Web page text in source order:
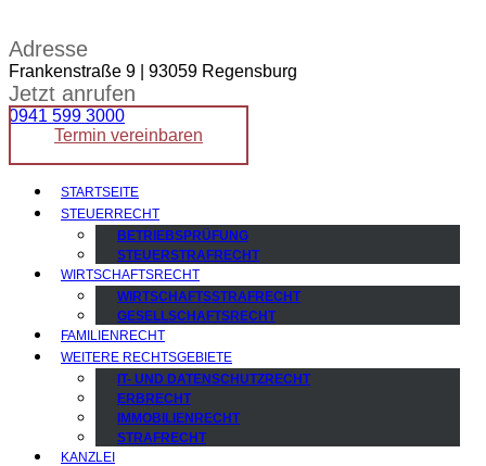
Adresse
Frankenstraße 9 | 93059 Regensburg
Jetzt anrufen
0941 599 3000
Termin vereinbaren
STARTSEITE
STEUERRECHT
BETRIEBSPRÜFUNG
STEUERSTRAFRECHT
WIRTSCHAFTSRECHT
WIRTSCHAFTSSTRAFRECHT
GESELLSCHAFTSRECHT
FAMILIENRECHT
WEITERE RECHTSGEBIETE
IT- UND DATENSCHUTZRECHT
ERBRECHT
IMMOBILIENRECHT
STRAFRECHT
KANZLEI